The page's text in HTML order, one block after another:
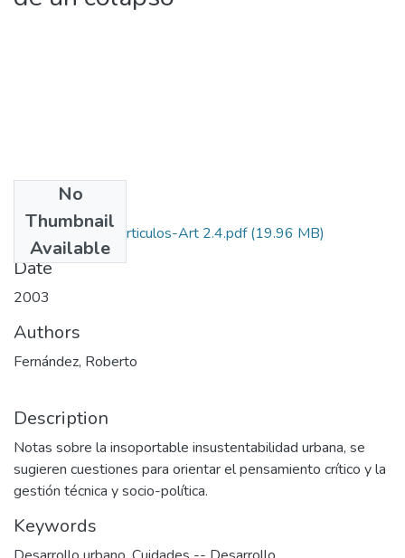
No
Thumbnail
Available
2003-V21-N2-Articulos-Art 2.4.pdf(19.96 MB)
Date
2003
Authors
Fernández, Roberto
Description
Notas sobre la insoportable insustentabilidad urbana, se
sugieren cuestiones para orientar el pensamiento crítico y la
gestión técnica y socio-política.
Keywords